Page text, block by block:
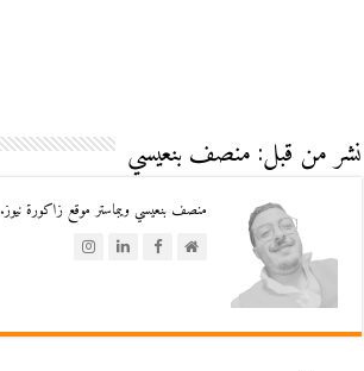
نشر من قبل: منصف بنعيسي
منصف بنعيسي ويبماستر موقع زاكورة نيوز.